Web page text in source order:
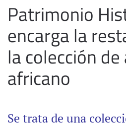
Patrimonio
encarga la
la colección
africano
Se trata de una